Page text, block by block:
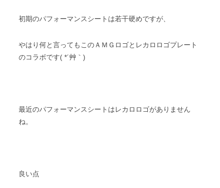
初期のパフォーマンスシートは若干硬めですが、
やはり何と言ってもこのＡＭＧロゴとレカロロゴプレート
のコラボです( *´艸｀)
最近のパフォーマンスシートはレカロロゴがありません
ね。
良い点